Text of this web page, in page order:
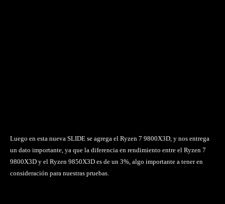
Luego en esta nueva SLIDE se agrega el Ryzen 7 9800X3D, y nos entrega
un dato importante, ya que la diferencia en rendimiento entre el Ryzen 7
9800X3D y el Ryzen 9850X3D es de un 3%, algo importante a tener en
consideración para nuestras pruebas.